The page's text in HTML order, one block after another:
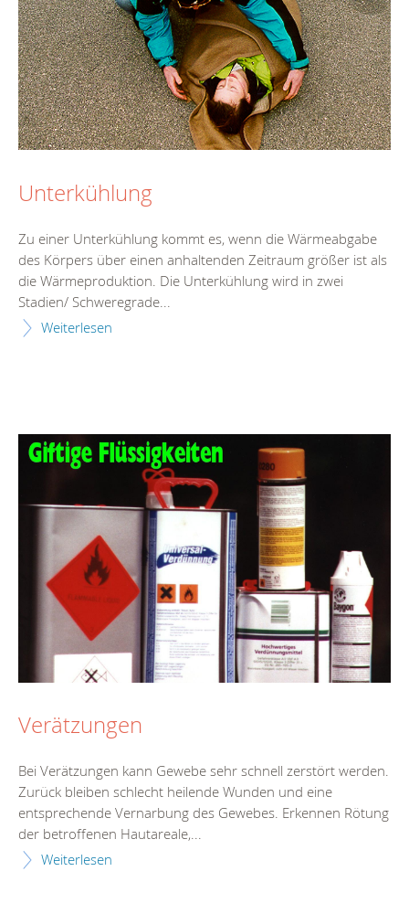
Unterkühlung
Zu einer Unterkühlung kommt es, wenn die Wärmeabgabe
des Körpers über einen anhaltenden Zeitraum größer ist als
die Wärmeproduktion. Die Unterkühlung wird in zwei
Stadien/ Schweregrade...
Weiterlesen
Verätzungen
Bei Verätzungen kann Gewebe sehr schnell zerstört werden.
Zurück bleiben schlecht heilende Wunden und eine
entsprechende Vernarbung des Gewebes. Erkennen Rötung
der betroffenen Hautareale,...
Weiterlesen